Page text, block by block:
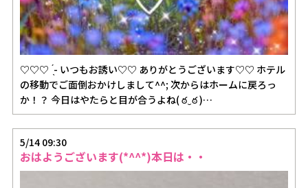
♡♡♡ ̖́- いつもお誘い♡♡ ありがとうございます♡♡ ホテル
の移動でご面倒おかけしまして^^; 次からはホームに戻ろっ
か！？ 今日はやたらと目が合うよね( ఠ‿ఠ )…
5/14 09:30
おはようございます(*^^*)本日は・・